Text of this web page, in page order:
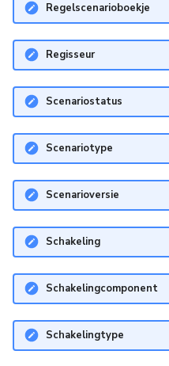
Regelscenarioboekje
Regisseur
Scenariostatus
Scenariotype
Scenarioversie
Schakeling
Schakelingcomponent
Schakelingtype